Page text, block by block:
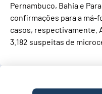
Pernambuco, Bahia e
confirmações para a má-
casos, respectivamente.
3.182 suspeitas de